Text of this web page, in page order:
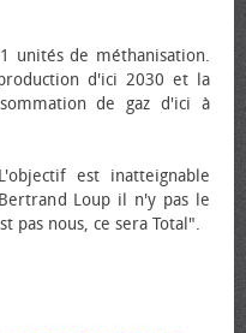
unités de méthanisation.
d'ici 2030 et la
de gaz d'ici à
est inatteignable
Loup il n'y pas le
pas nous, ce sera Total".